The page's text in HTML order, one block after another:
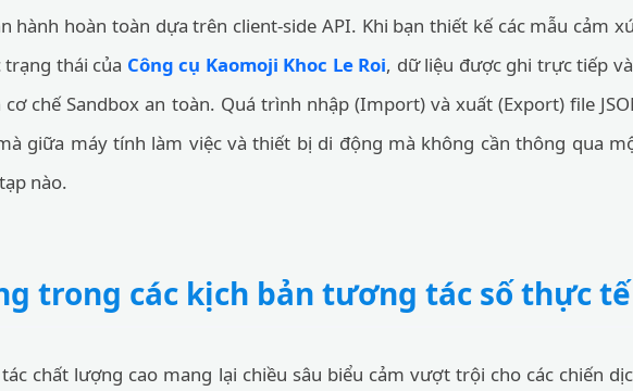
hành hoàn toàn dựa trên client-side API. Khi bạn thiết kế các mẫu cảm
thái của Công cụ Kaomoji Khoc Le Roi, dữ liệu được ghi trực tiếp
chế Sandbox an toàn. Quá trình nhập (Import) và xuất (Export) file
giữa máy tính làm việc và thiết bị di động mà không cần thông qua
nào.
trong các kịch bản tương tác số thực tế
chất lượng cao mang lại chiều sâu biểu cảm vượt trội cho các chiến